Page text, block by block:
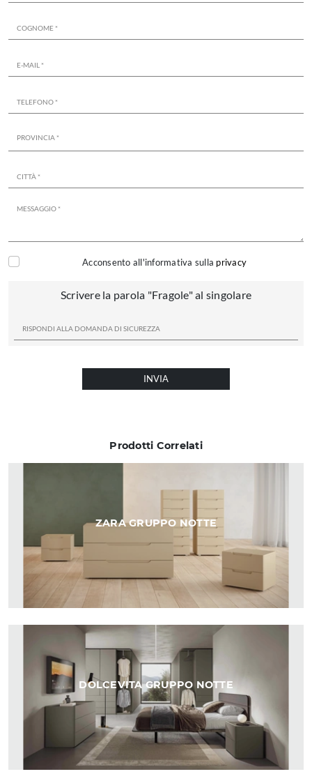
Prodotti Correlati
ZARA GRUPPO NOTTE
DOLCEVITA GRUPPO NOTTE
Acconsento all'informativa sulla privacy
Scrivere la parola "Fragole" al singolare
INVIA